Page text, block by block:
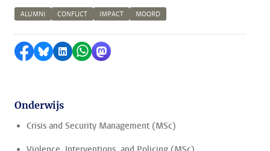
ALUMNI CONFLICT IMPACT MOORD
Delen op Facebook
Delen via Bluesky
Delen op LinkedIn
Delen via WhatsApp
Delen via Mastodon
Onderwijs
Crisis and Security Management (MSc)